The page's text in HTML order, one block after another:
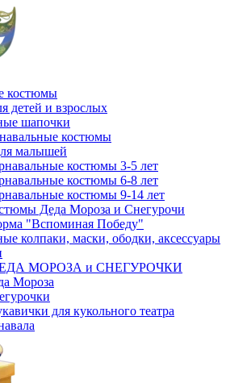
костюмы
детей и взрослых
шапочки
костюмы
малышей
костюмы 3-5 лет
костюмы 6-8 лет
костюмы 9-14 лет
Деда Мороза и Снегурочи
"Вспоминая Победу"
колпаки, маски, ободки, аксессуары
МОРОЗА и СНЕГУРОЧКИ
Мороза
для кукольного театра